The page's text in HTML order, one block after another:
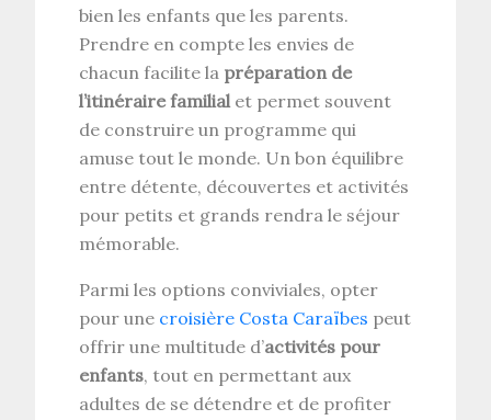
bien les enfants que les parents.
Prendre en compte les envies de
chacun facilite la préparation de
l’itinéraire familialet permet souvent
de construire un programme qui
amuse tout le monde. Un bon équilibre
entre détente, découvertes et activités
pour petits et grands rendra le séjour
mémorable.
Parmi les options conviviales, opter
pour une croisière Costa Caraïbes peut
offrir une multitude d’activités pour
enfants, tout en permettant aux
adultes de se détendre et de profiter